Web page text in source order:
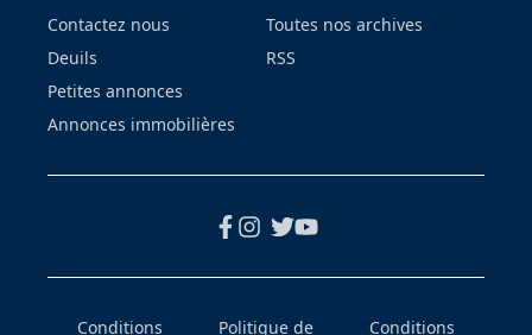
Contactez nous
Deuils
Petites annonces
Annonces immobilières
Toutes nos archives
RSS
Conditions Politique de Conditions